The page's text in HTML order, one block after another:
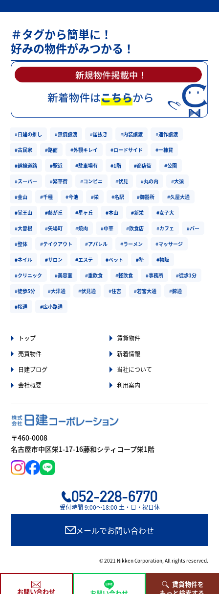
お問い合わせ
賃貸物件を
＃タグから簡単に！
好みの物件がみつかる！
#日建の推し #無償譲渡 #居抜き #内装譲渡 #造作譲渡
#古民家 #路面 #外観キレイ #ロードサイド #一棟貸
#幹線道路 #駅近 #駐車場有 #1階 #商店街 #公園
#スーパー #繁華街 #コンビニ #伏見 #丸の内 #大須
#金山 #千種 #今池 #栄 #名駅 #御器所 #久屋大通
#覚王山 #藤が丘 #星ヶ丘 #本山 #新栄 #女子大
#大曽根 #矢場町 #焼肉 #中華 #飲食店 #カフェ #バー
#整体 #テイクアウト #アパレル #ラーメン #マッサージ
#ネイル #サロン #エステ #ペット #塾 #物販
#クリニック #美容室 #重飲食 #軽飲食 #事務所 #徒歩1分
#徒歩5分 #大津通 #伏見通 #住吉 #若宮大通 #錦通
#桜通 #広小路通
トップ
賃貸物件
売買物件
新着情報
日建ブログ
当社について
会社概要
利用案内
〒460-0008
名古屋市中区栄1-17-16藤和シティコープ栄1階
052-228-6770
受付時間 9:00〜18:00 土・日・祝日休
メールでお問い合わせ
© 2021 Nikken Corporation, All rights reserved.